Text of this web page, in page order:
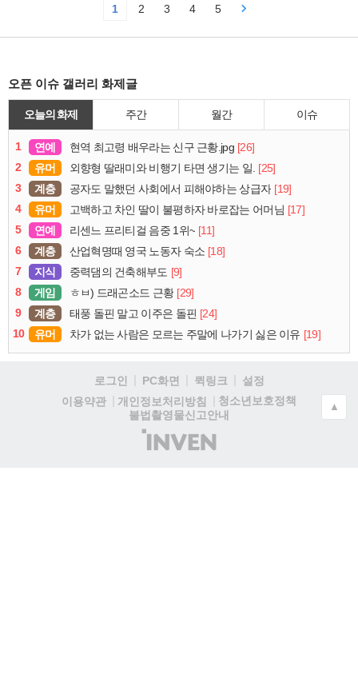
1 2 3 4 5
오픈 이슈 갤러리 화제글
오늘의 화제 주간 월간 이슈
1 연예 현역 최고령 배우라는 신구 근황.jpg [26]
2
유머 외향형 딸래미와 비행기 타면 생기는 일. [25]
3
계층 공자도 말했던 사회에서 피해야하는 상급자 [19]
4
유머 고백하고 차인 딸이 불평하자 바로잡는 어머님 [17]
5
연예 리센느 프리티걸 음중 1위~ [11]
6
계층 산업혁명때 영국 노동자 숙소 [18]
7
지식 중력댐의 건축해부도 [9]
8
게임 ㅎㅂ) 드래곤소드 근황 [29]
9
계층 태풍 돌핀 말고 이주은 돌핀 [24]
10
유머 차가 없는 사람은 모르는 주말에 나가기 싫은 이유 [19]
로그인 PC화면 퀵링크
설정
이용약관
개인정보처리방침
청소년보호정책
불법촬영물신고안내
(주)
인
▲